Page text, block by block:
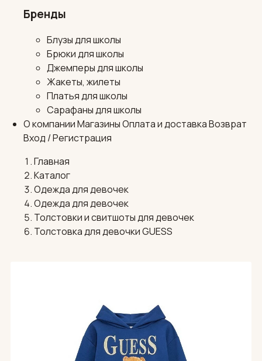
Бренды
Блузы для школы
Брюки для школы
Джемперы для школы
Жакеты, жилеты
Платья для школы
Сарафаны для школы
О компанииМагазиныОплата и доставкаВозврат
Вход / Регистрация
Главная
Каталог
Одежда для девочек
Одежда для девочек
Толстовки и свитшоты для девочек
Толстовка для девочки GUESS